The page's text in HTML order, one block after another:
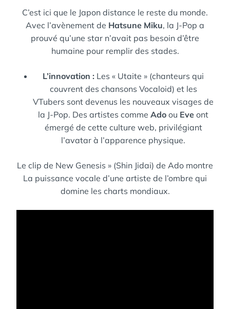
C’est ici que le Japon distance le reste du monde.
Avec l’avènement de Hatsune Miku, la J-Pop a
prouvé qu’une star n’avait pas besoin d’être
humaine pour remplir des stades.
L’innovation : Les « Utaite » (chanteurs qui
couvrent des chansons Vocaloid) et les
VTubers sont devenus les nouveaux visages de
la J-Pop. Des artistes comme Ado ou Eve ont
émergé de cette culture web, privilégiant
l’avatar à l’apparence physique.
Le clip de New Genesis » (Shin Jidai) de Ado montre
La puissance vocale d’une artiste de l’ombre qui
domine les charts mondiaux.